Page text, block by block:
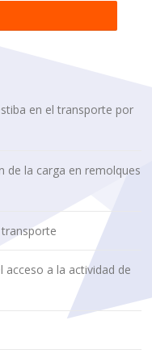
en el transporte por
de la carga en remolques
acceso a la actividad de